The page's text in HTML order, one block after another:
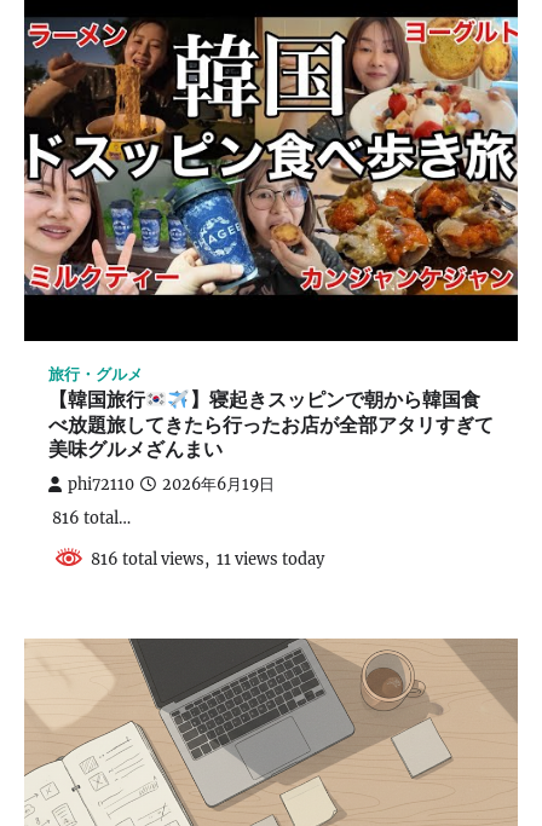
旅行・グルメ
【韓国旅行 】寝起きスッピンで朝から韓国食
べ放題旅してきたら行ったお店が全部アタリすぎて
美味グルメざんまい
phi72110 2026年6月19日
816 total…
816 total views, 11 views today